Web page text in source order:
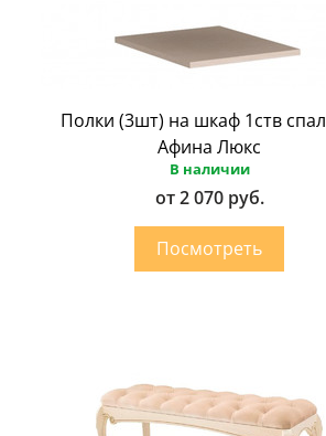
Полки (3шт) на шкаф 1ств
Афина Люкс
В наличии
от 2 070 руб.